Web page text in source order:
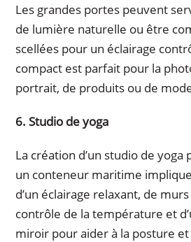
Les grandes portes peuvent
de lumière naturelle ou être
scellées pour un éclairage
compact est parfait pour la
portrait, de produits ou de
6. Studio de yoga
La création d’un studio de yoga
un conteneur maritime
d’un éclairage relaxant, de
contrôle de la température et
miroir pour aider à la posture